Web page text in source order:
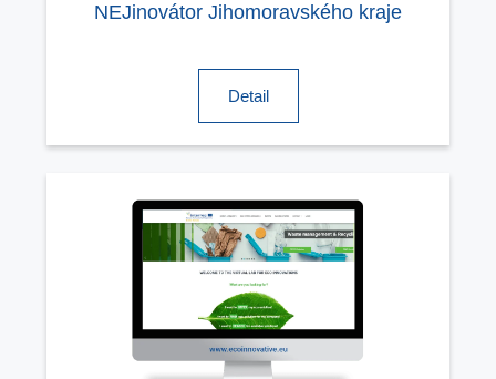
NEJinovátor Jihomoravského kraje
Detail